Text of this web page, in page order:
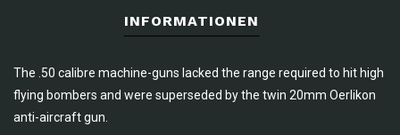
INFORMATIONEN
The .50 calibre machine-guns lacked the range required to hit high
flying bombers and were superseded by the twin 20mm Oerlikon
anti-aircraft gun.